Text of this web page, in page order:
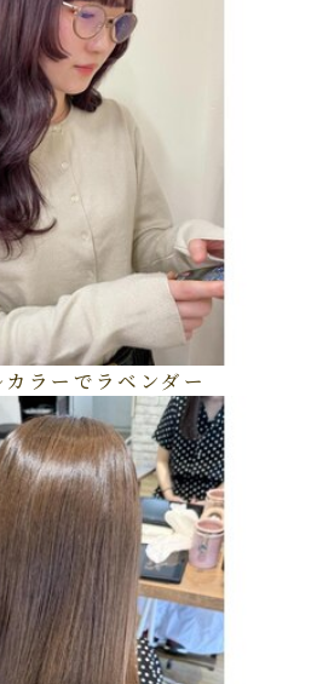
カラーでラベンダー